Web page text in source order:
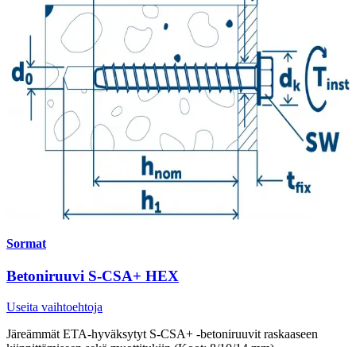
Sormat
Betoniruuvi S-CSA+ HEX
Useita vaihtoehtoja
Järeämmät ETA-hyväksytyt S-CSA+ -betoniruuvit raskaaseen